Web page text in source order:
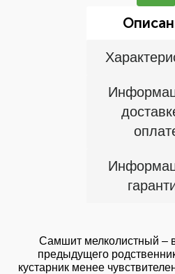
Самшит мелколистный –
предыдущего
кустарник менее